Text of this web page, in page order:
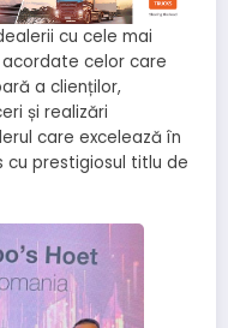
cu cele mai
celor care
a clienților,
și realizări
care excelează în
prestigiosul titlu de